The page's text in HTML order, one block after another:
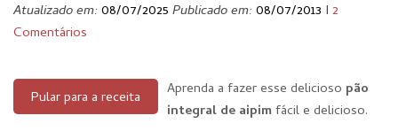
Atualizado em:08/07/2025 Publicado em:08/07/2013 I 2
Comentários
Pular para a receita Aprenda a fazer esse delicioso pão
integral de aipim fácil e delicioso.